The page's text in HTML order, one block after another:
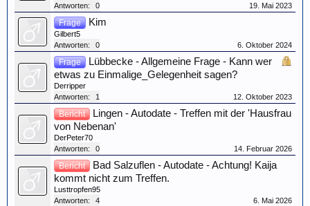
Antworten:
0 19. Mai 2023
Frage Kim
Gilbert5
Antworten:
0 6. Oktober 2024
Frage
Lübbecke - Allgemeine Frage - Kann wer
etwas zu Einmalige_Gelegenheit sagen?
Derripper
Antworten:
1 12. Oktober 2023
Bericht
Lingen - Autodate - Treffen mit der 'Hausfrau
von Nebenan'
DerPeter70
Antworten:
0 14. Februar 2026
Bericht
Bad Salzuflen - Autodate - Achtung! Kaija
kommt nicht zum Treffen.
Lusttropfen95
Antworten:
4 6. Mai 2026